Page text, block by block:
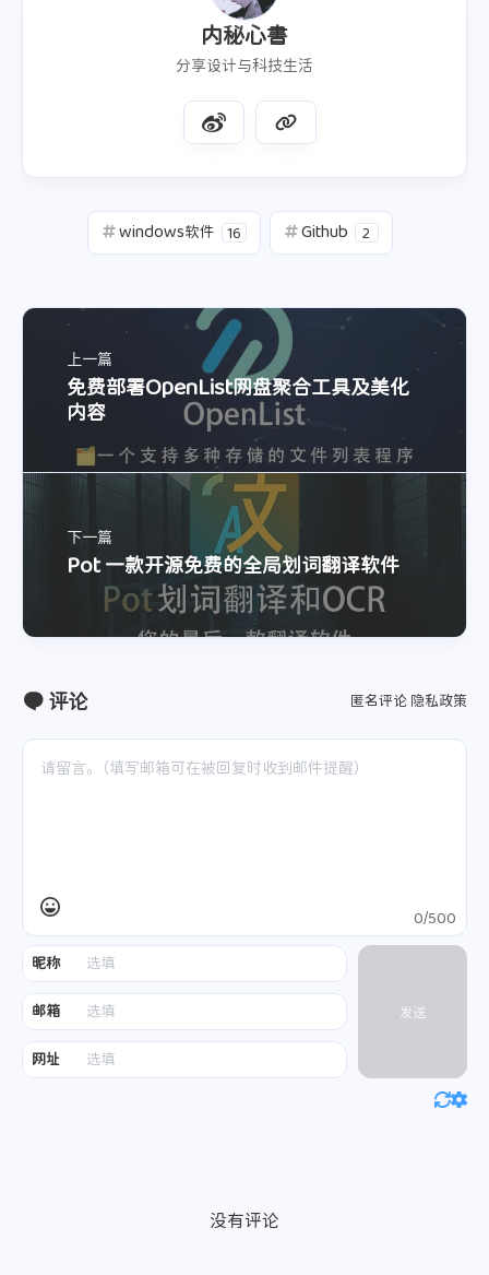
内秘心書
分享设计与科技生活
windows软件 16 Github 2
上一篇
免费部署OpenList网盘聚合工具及美化
内容
下一篇
Pot 一款开源免费的全局划词翻译软件
评论 匿名评论 隐私政策
昵称
邮箱
网址
0/500
发送
没有评论